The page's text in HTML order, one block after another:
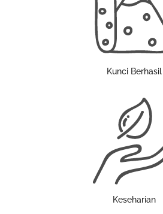
Kunci Berhasil
Keseharian